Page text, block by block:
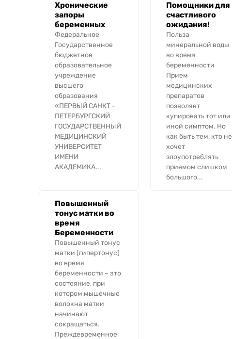
Хронические
запоры
беременных
Федеральное
Государственное
бюджетное
образовательное
учреждение
высшего
образования
«ПЕРВЫЙ САНКТ -
ПЕТЕРБУРГСКИЙ
ГОСУДАРСТВЕННЫЙ
МЕДИЦИНСКИЙ
УНИВЕРСИТЕТ
ИМЕНИ
АКАДЕМИКА...
Помощники для
счастливого
ожидания!
Польза
минеральной воды
во время
беременности
Прием
медицинских
препаратов
позволяет
купировать тот или
иной симптом. Но
как быть тем, кто не
хочет
злоупотреблять
приемом слишком
большого...
Повышенный
тонус матки во
время
Беременности
Повышенный тонус
матки (гипертонус)
во время
беременности – это
состояние, при
котором мышечные
волокна матки
начинают
сокращаться.
Преждевременное